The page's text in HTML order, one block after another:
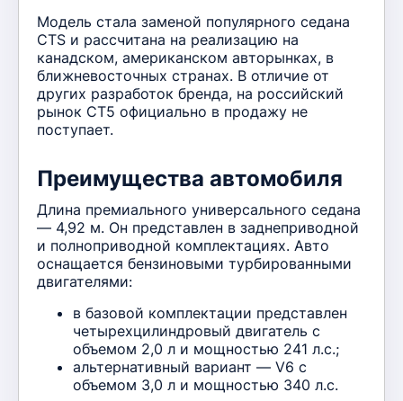
Модель стала заменой популярного седана
CTS и рассчитана на реализацию на
канадском, американском авторынках, в
ближневосточных странах. В отличие от
других разработок бренда, на российский
рынок CT5 официально в продажу не
поступает.
Преимущества автомобиля
Длина премиального универсального седана
— 4,92 м. Он представлен в заднеприводной
и полноприводной комплектациях. Авто
оснащается бензиновыми турбированными
двигателями:
в базовой комплектации представлен
четырехцилиндровый двигатель с
объемом 2,0 л и мощностью 241 л.с.;
альтернативный вариант — V6 с
объемом 3,0 л и мощностью 340 л.с.